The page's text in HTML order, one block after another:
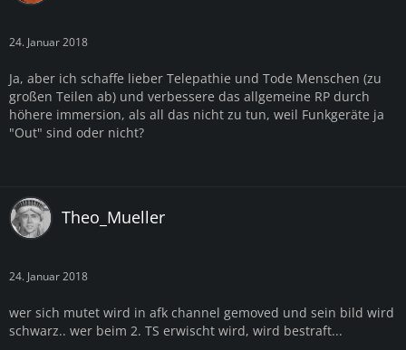
24. Januar 2018
Ja, aber ich schaffe lieber Telepathie und Tode Menschen (zu
großen Teilen ab) und verbessere das allgemeine RP durch
höhere immersion, als all das nicht zu tun, weil Funkgeräte ja
"Out" sind oder nicht?
Theo_Mueller
24. Januar 2018
wer sich mutet wird in afk channel gemoved und sein bild wird
schwarz.. wer beim 2. TS erwischt wird, wird bestraft...